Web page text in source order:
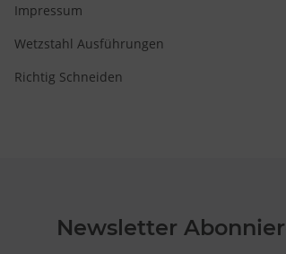
Impressum
Wetzstahl Ausführungen
Richtig Schneiden
Newsletter